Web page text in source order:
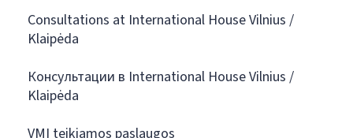
Consultations at International House Vilnius /
Klaipėda
Консультации в International House Vilnius /
Klaipėda
VMI teikiamos paslaugos